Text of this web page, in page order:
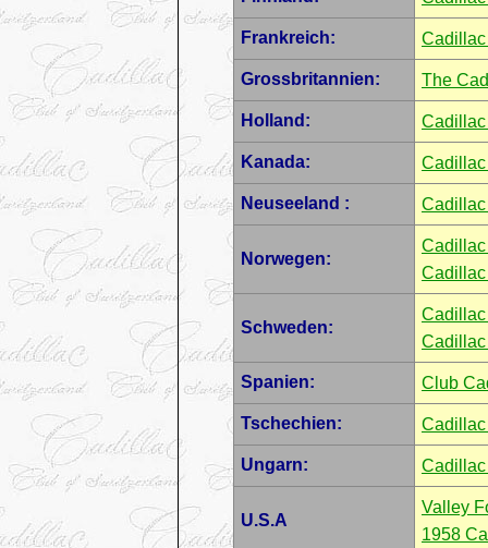
Frankreich:
Grossbritannien: The
Holland:
Kanada:
Neuseeland :
Norwegen:
Schweden:
Spanien: Club
Tschechien:
Ungarn:
U.S.A
Valley
1958